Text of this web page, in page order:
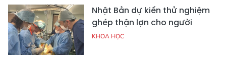
Nhật Bản dự kiến thử nghiệm
ghép thận lợn cho người
KHOA HỌC